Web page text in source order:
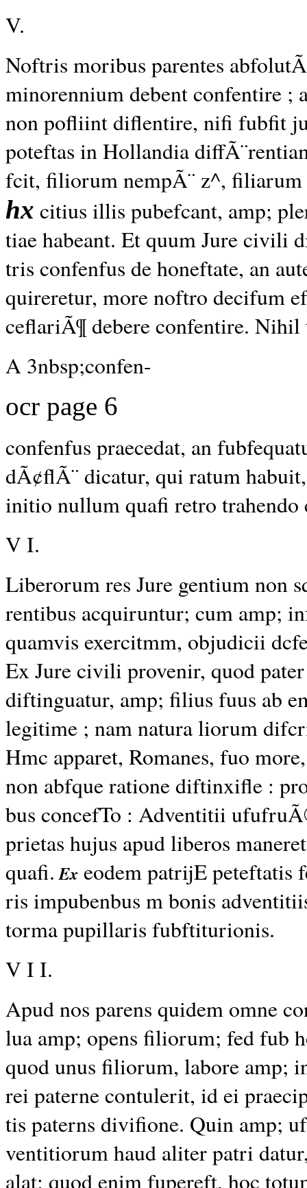
V.
Noftris moribus parentes
minorennium debent confentire ;
non pofliint diflentire, nifi fubfit
poteftas in Hollandia
fcit, filiorum nempÃ¨ z^, filiarum
hx citius illis pubefcant, amp;
tiae habeant. Et quum Jure civili
tris confenfus de honeftate, an
quireretur, more noftro decifum
ceflariÃ¶ debere confentire.
A 3nbsp;confen-
ocr page 6
confenfus praecedat, an
dÃ¢flÃ¨ dicatur, qui ratum
initio nullum quafi retro trahendo
V I.
Liberorum res Jure gentium non
rentibus acquiruntur; cum amp;
quamvis exercitmm, objudicii
Ex Jurecivili provenir, quod pater
diftinguatur, amp; filius fuus ab
legitime ; nam natura liorum
Hmc apparet, Romanes, fuo
non abfque ratione diftinxifle :
bus concefTo : Adventitii
prietas hujus apud liberos
quafi. Ex eodem patrijE peteftatis
ris impubenbus mbonis
torma pupillaris fubftiturionis.
V I I.
Apud nos parens quidem omne
lua amp; opens filiorum; fed fub
quod unus filiorum, labore amp;
rei paterne contulerit, id ei
tis paterns divifione. Quin amp;
ventitiorum haud aliter patri
alat; quod enim fupereft, hoc